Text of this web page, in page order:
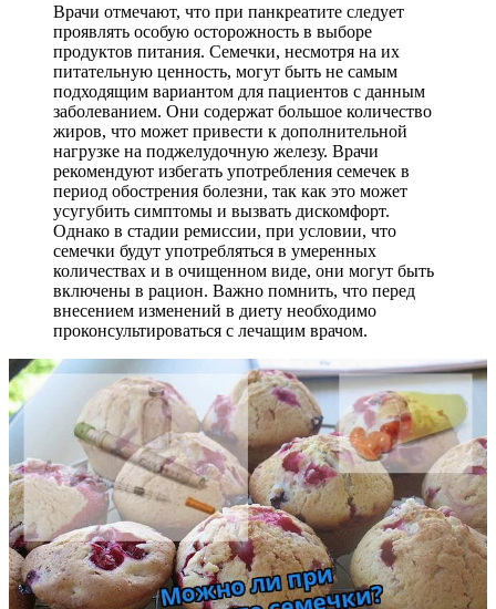
Врачи отмечают, что при панкреатите следует
проявлять особую осторожность в выборе
продуктов питания. Семечки, несмотря на их
питательную ценность, могут быть не самым
подходящим вариантом для пациентов с данным
заболеванием. Они содержат большое количество
жиров, что может привести к дополнительной
нагрузке на поджелудочную железу. Врачи
рекомендуют избегать употребления семечек в
период обострения болезни, так как это может
усугубить симптомы и вызвать дискомфорт.
Однако в стадии ремиссии, при условии, что
семечки будут употребляться в умеренных
количествах и в очищенном виде, они могут быть
включены в рацион. Важно помнить, что перед
внесением изменений в диету необходимо
проконсультироваться с лечащим врачом.